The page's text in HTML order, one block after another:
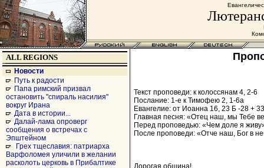
ALL REGIONS
Новости
Путь к радости
Папа римский призвал
остановить "спираль насилия"
вокруг Ирана
Дата в истории...
Далай-лама опроверг
сообщения о встречах с
Эпштейном
Грех тщеславия: патриарха
Варфоломея уличили в желании
расколоть церковь в Прибалтике
Текст проповеди: к колоссянам 4, 2-6
Послание: 1-е к Тимофею 2, 1-6а
Евангелие: от Иоанна 16, 23 Б -28 + 33
Главная песня: «Отец наш, мы Тебе
Перед проповедью: «Чем доле я
После проповеди: «Отче наш, Бог в
Дорогая община!